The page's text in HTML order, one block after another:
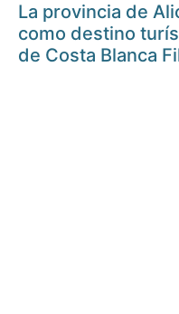
La provincia de
como destino
de Costa Blanca